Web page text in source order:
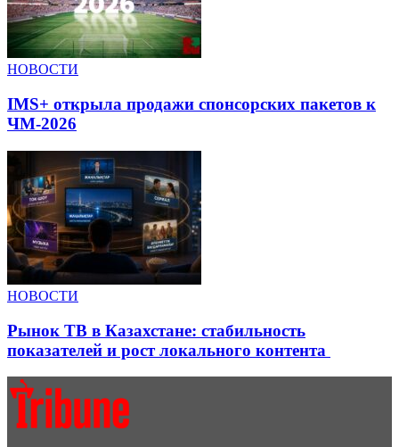
НОВОСТИ
IMS+ открыла продажи спонсорских пакетов к
ЧМ-2026
НОВОСТИ
Рынок ТВ в Казахстане: стабильность
показателей и рост локального контента